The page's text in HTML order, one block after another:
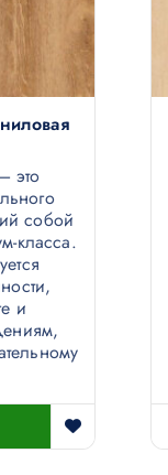
это
собой
класса.
и